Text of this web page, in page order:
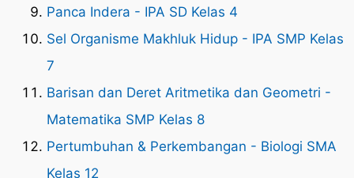
Panca Indera - IPA SD Kelas 4
Sel Organisme Makhluk Hidup - IPA SMP Kelas
7
Barisan dan Deret Aritmetika dan Geometri -
Matematika SMP Kelas 8
Pertumbuhan & Perkembangan - Biologi SMA
Kelas 12